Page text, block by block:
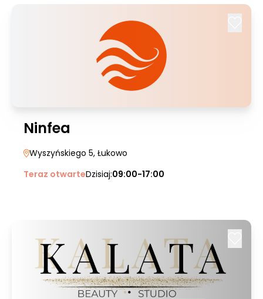
Ninfea
Wyszyńskiego 5, Łukowo
Teraz otwarteDzisiaj:09:00-17:00